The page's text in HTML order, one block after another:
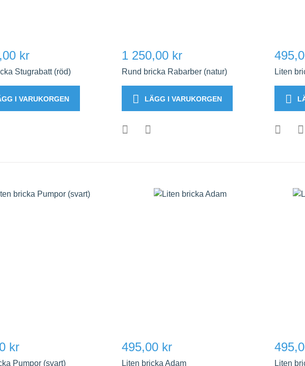
kr
Stugrabatt (röd)
I VARUKORGEN
1 250,00 kr
Rund bricka Rabarber (natur)
LÄGG I VARUKORGEN
Liten
kr
Pumpor (svart)
495,00 kr
Liten bricka Adam Liten